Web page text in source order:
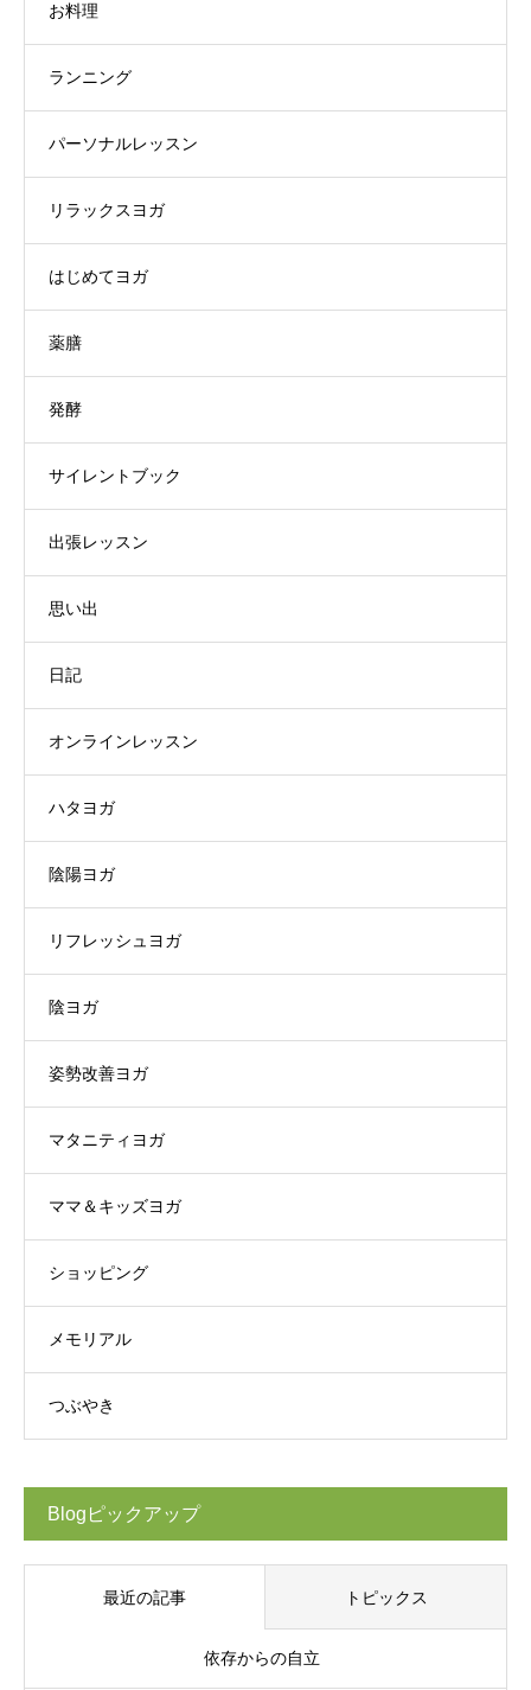
お料理
ランニング
パーソナルレッスン
リラックスヨガ
はじめてヨガ
薬膳
発酵
サイレントブック
出張レッスン
思い出
日記
オンラインレッスン
ハタヨガ
陰陽ヨガ
リフレッシュヨガ
陰ヨガ
姿勢改善ヨガ
マタニティヨガ
ママ＆キッズヨガ
ショッピング
メモリアル
つぶやき
Blogピックアップ
最近の記事 トピックス
依存からの自立